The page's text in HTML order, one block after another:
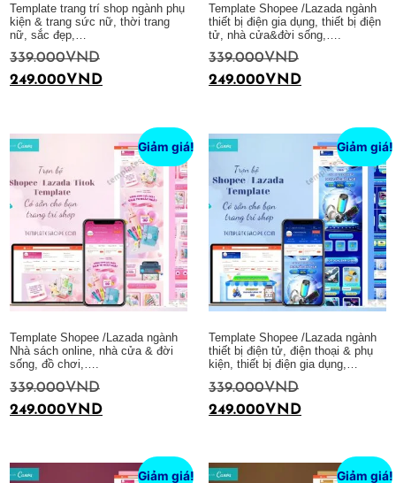
Template trang trí shop ngành phụ
kiện & trang sức nữ, thời trang
nữ, sắc đẹp,…
339.000VND
249.000VND
Template Shopee /Lazada ngành
thiết bị điện gia dụng, thiết bị điện
tử, nhà cửa&đời sống,….
339.000VND
249.000VND
Giảm giá!
Template Shopee /Lazada ngành
Nhà sách online, nhà cửa & đời
sống, đồ chơi,….
339.000VND
249.000VND
Giảm giá!
Template Shopee /Lazada ngành
thiết bị điện tử, điện thoại & phụ
kiện, thiết bị điện gia dụng,…
339.000VND
249.000VND
Giảm giá! Giảm giá!